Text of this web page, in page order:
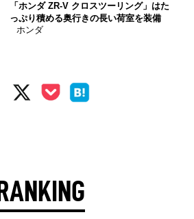
「ホンダ ZR-V クロスツーリング」はた
っぷり積める奥行きの長い荷室を装備
ホンダ
RANKING